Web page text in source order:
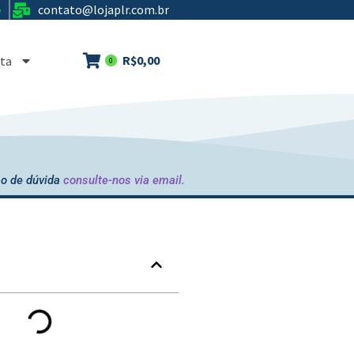
contato@lojaplr.com.br
R$0,00
0
de dúvida consulte-nos via email.